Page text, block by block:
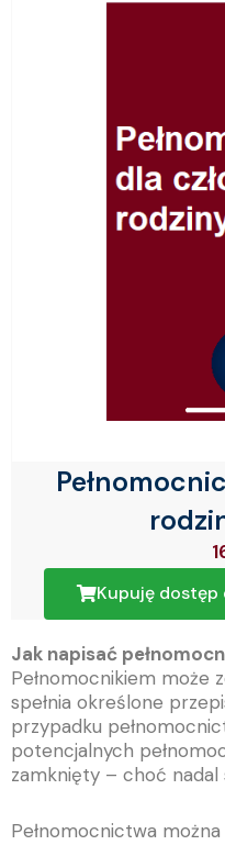
Kupuję dostęp
Jak napisać
Pełnomocnikiem może
spełnia określone
przypadku
potencjalnych
zamknięty – choć nadal
Pełnomocnictwa